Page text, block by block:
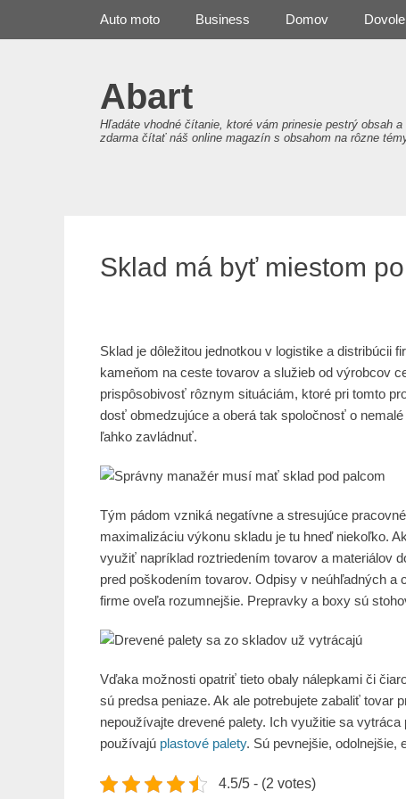
Abart
Hľadáte vhodné čítanie, ktoré vám prinesie pestrý obsah
zdarma čítať náš online magazín s obsahom na rôzne
Primary Menu
Auto moto Business Domov
Sklad má byť miestom
Sklad je dôležitou jednotkou v logistike a distribúcii
kameňom na ceste tovarov a služieb od výrobcov
prispôsobivosť rôznym situáciám, ktoré pri tomto
dosť obmedzujúce a oberá tak spoločnosť o
ľahko zavládnuť.
Tým pádom vzniká negatívne a stresujúce
maximalizáciu výkonu skladu je tu hneď niekoľko.
využiť napríklad roztriedením tovarov a materiálov
pred poškodením tovarov. Odpisy v neúhľadných a
firme oveľa rozumnejšie. Prepravky a boxy sú
Vďaka možnosti opatriť tieto obaly nálepkami či
sú predsa peniaze. Ak ale potrebujete zabaliť tovar
nepoužívajte drevené palety. Ich využitie sa
používajú plastové palety. Sú pevnejšie, odolnejšie,
4.5/5 - (2 votes)